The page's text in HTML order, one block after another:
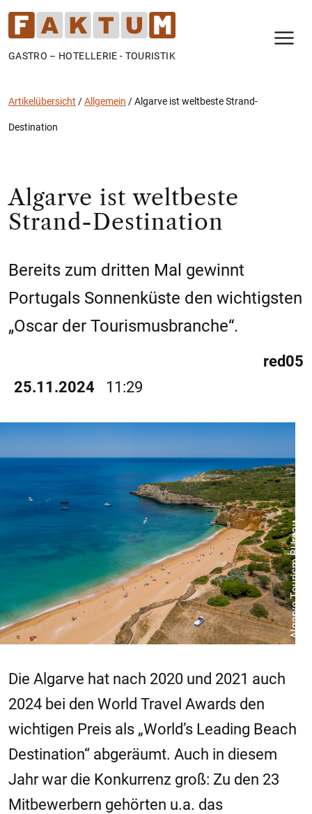
GASTRO – HOTELLERIE - TOURISTIK
Artikelübersicht /Allgemein /Algarve ist weltbeste Strand-
Destination
Algarve ist weltbeste
Strand-Destination
Bereits zum dritten Mal gewinnt
Portugals Sonnenküste den wichtigsten
„Oscar der Tourismusbranche“.
25.11.2024 11:29
red05
Algarve Tourism BUreau
Die Algarve hat nach 2020 und 2021 auch
2024 bei den World Travel Awards den
wichtigen Preis als „World’s Leading Beach
Destination“ abgeräumt. Auch in diesem
Jahr war die Konkurrenz groß: Zu den 23
Mitbewerbern gehörten u.a. das